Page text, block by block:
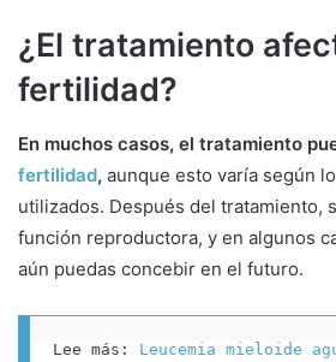
¿El tratamiento
fertilidad?
En muchos casos, el tratamiento
fertilidad, aunque esto varía según
utilizados. Después del tratamiento,
función reproductora, y en algunos
aún puedas concebir en el futuro.
Lee más: Leucemia mieloide